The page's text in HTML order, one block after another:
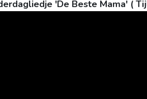
'De Beste Mama' (